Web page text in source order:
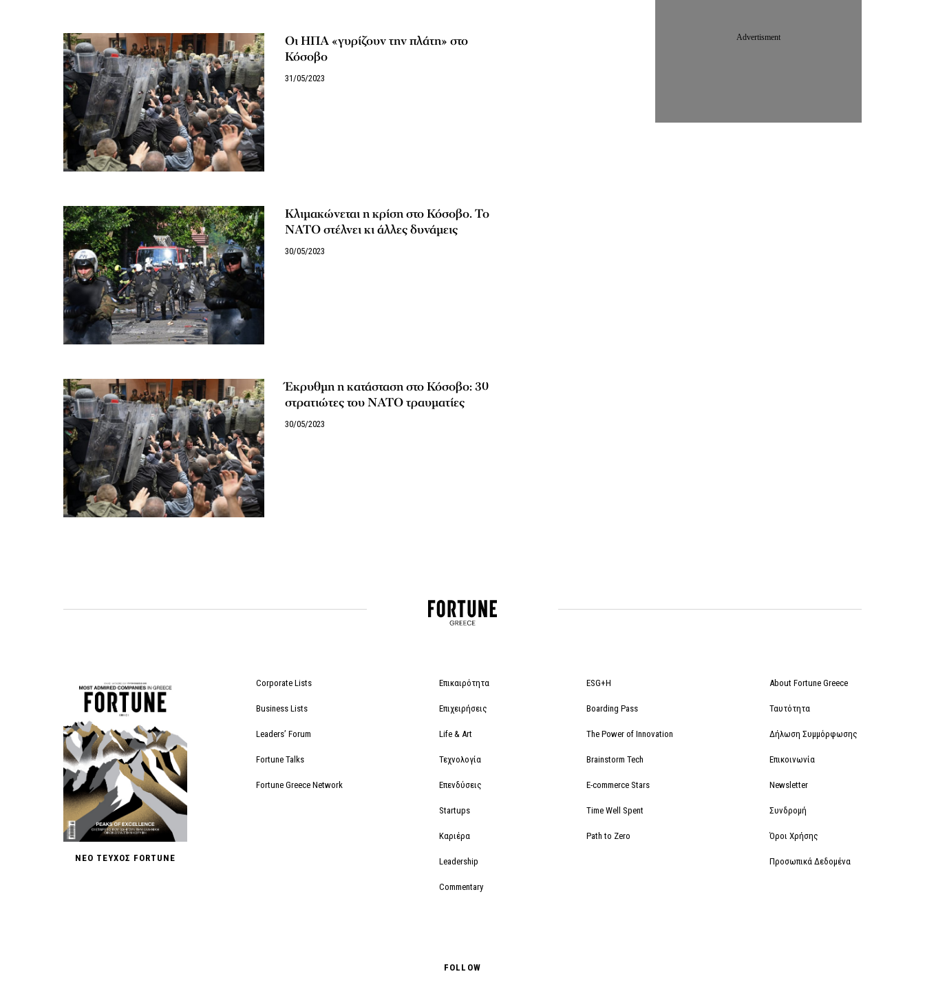
Οι ΗΠΑ «γυρίζουν την πλάτη» στο
Κόσοβο
31/05/2023
Κλιμακώνεται η κρίση στο Κόσοβο. Το
ΝΑΤΟ στέλνει κι άλλες δυνάμεις
30/05/2023
Έκρυθμη η κατάσταση στο Κόσοβο: 30
στρατιώτες του ΝΑΤΟ τραυματίες
30/05/2023
ΝΕΟ ΤΕΥΧΟΣ FORTUNE
Corporate Lists
Business Lists
Leaders’ Forum
Fortune Talks
Fortune Greece Network
Επικαιρότητα
Επιχειρήσεις
Life & Art
Τεχνολογία
Επενδύσεις
Startups
Καριέρα
Leadership
Commentary
ESG+H
Boarding Pass
The Power of Innovation
Brainstorm Tech
E-commerce Stars
Time Well Spent
Path to Zero
About Fortune Greece
Ταυτότητα
Δήλωση Συμμόρφωσης
Επικοινωνία
Newsletter
Συνδρομή
Όροι Χρήσης
Προσωπικά Δεδομένα
FOLLOW